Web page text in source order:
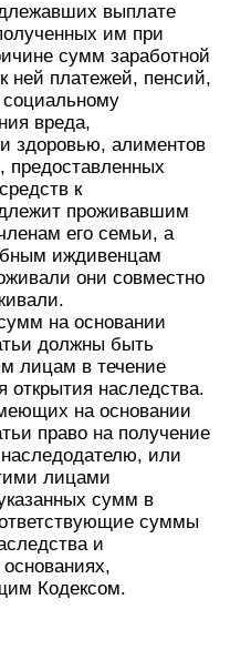
выплате
им при
сумм заработной
ней платежей, пенсий,
вреда,
здоровью, алиментов
к
проживавшим
его семьи, а
иждивенцам
они совместно
на основании
должны быть
лицам в течение
открытия наследства.
на основании
право на получение
или
лицами
сумм в
суммы
и
Кодексом.